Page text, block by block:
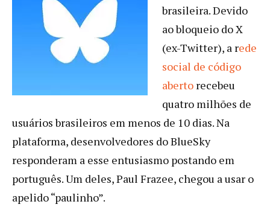
brasileira. Devido
ao bloqueio do X
(ex-Twitter), a rede
social de código
aberto recebeu
quatro milhões de
usuários brasileiros em menos de 10 dias. Na
plataforma, desenvolvedores do BlueSky
responderam a esse entusiasmo postando em
português. Um deles, Paul Frazee, chegou a usar o
apelido “paulinho”.